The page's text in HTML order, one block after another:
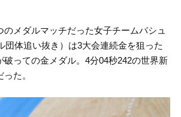
のメダルマッチだった女子チームパシュ
団体追い抜き）は3大会連続金を狙った
破っての金メダル。4分04秒242の世界新
た。